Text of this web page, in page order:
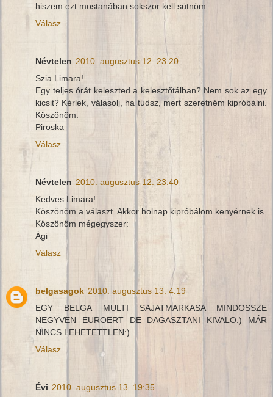
hiszem ezt mostanában sokszor kell sütnöm.
Válasz
Névtelen 2010. augusztus 12. 23:20
Szia Limara!
Egy teljes órát keleszted a kelesztőtálban? Nem sok az egy
kicsit? Kérlek, válasolj, ha tudsz, mert szeretném kipróbálni.
Köszönöm.
Piroska
Válasz
Névtelen 2010. augusztus 12. 23:40
Kedves Limara!
Köszönöm a választ. Akkor holnap kipróbálom kenyérnek is.
Köszönöm mégegyszer:
Ági
Válasz
belgasagok 2010. augusztus 13. 4:19
EGY BELGA MULTI SAJATMARKASA MINDOSSZE
NEGYVEN EUROERT DE DAGASZTANI KIVALO:) MÁR
NINCS LEHETETTLEN:)
Válasz
Évi 2010. augusztus 13. 19:35